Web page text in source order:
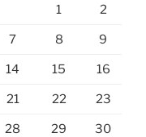
1 2
7 8 9
14 15 16
21 22 23
28 29 30